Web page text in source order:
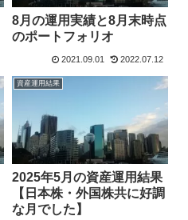
8月の運用実績と8月末時点
のポートフォリオ
2021.09.01 2022.07.12
資産運用結果
2025年5月の資産運用結果
【日本株・外国株共に好調
な月でした】